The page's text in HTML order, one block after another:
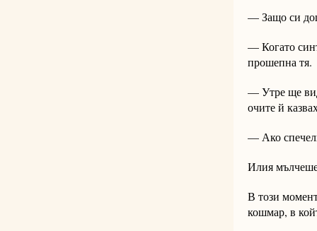
— Защо си
— Когато
прошепна тя.
— Утре ще
очите й
— Ако
Илия
В този
кошмар, в